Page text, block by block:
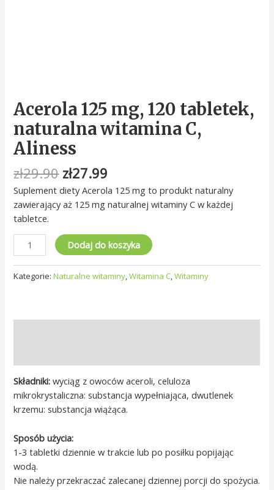
Acerola 125 mg, 120 tabletek,
naturalna witamina C,
Aliness
zł29.90 zł27.99
Suplement diety Acerola 125 mg to produkt naturalny
zawierający aż 125 mg naturalnej witaminy C w każdej
tabletce.
Dodaj do koszyka
Kategorie:Naturalne witaminy,Witamina C,Witaminy
Składniki: wyciąg z owoców aceroli, celuloza
mikrokrystaliczna: substancja wypełniająca, dwutlenek
krzemu: substancja wiążąca.
Sposób użycia:
1-3 tabletki dziennie w trakcie lub po posiłku popijając
wodą.
Nie należy przekraczać zalecanej dziennej porcji do spożycia.